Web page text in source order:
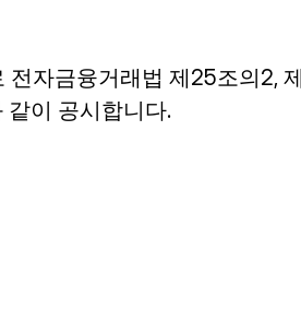
자금융거래법 제25조의2,
같이 공시합니다.